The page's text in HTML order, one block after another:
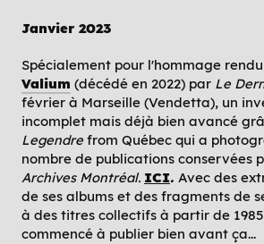
Janvier 2023
Spécialement pour l'hommage
Valium (décédé en 2022) par Le
février à Marseille (Vendetta), un
incomplet mais déjà bien avancé
Legendrefrom Québec qui a
nombre de publications conservées
Archives Montréal. ICI. Avec des
de ses albums et des fragments de
à des titres collectifs à partir de
commencé à publier bien avant ça...